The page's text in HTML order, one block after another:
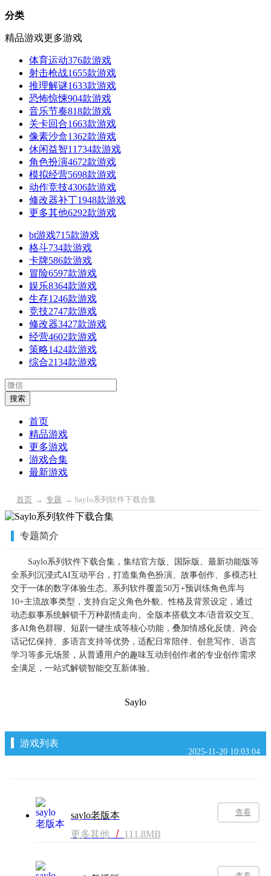
分类
精品游戏更多游戏
体育运动376款游戏
射击枪战1655款游戏
推理解谜1633款游戏
恐怖惊悚904款游戏
音乐节奏818款游戏
关卡回合1663款游戏
像素沙盒1362款游戏
休闲益智11734款游戏
角色扮演4672款游戏
模拟经营5698款游戏
动作竞技4306款游戏
修改器补丁1948款游戏
更多其他6292款游戏
bt游戏715款游戏
格斗734款游戏
卡牌586款游戏
冒险6597款游戏
娱乐8364款游戏
生存1246款游戏
竞技2747款游戏
修改器3427款游戏
经营4602款游戏
策略1424款游戏
综合2134款游戏
首页
精品游戏
更多游戏
游戏合集
最新游戏
首页 → 专题 → Saylo系列软件下载合集
Saylo系列软件下载合集
专题简介
Saylo系列软件下载合集，集结官方版、国际版、最新功能版等
全系列沉浸式AI互动平台，打造集角色扮演、故事创作、多模态社
交于一体的数字体验生态。系列软件覆盖50万+预训练角色库与
10+主流故事类型，支持自定义角色外貌、性格及背景设定，通过
动态叙事系统解锁千万种剧情走向。全版本搭载文本/语音双交互、
多AI角色群聊、短剧一键生成等核心功能，叠加情感化反馈、跨会
话记忆保持、多语言支持等优势，适配日常陪伴、创意写作、语言
学习等多元场景，从普通用户的趣味互动到创作者的专业创作需求
全满足，一站式解锁智能交互新体验。
Saylo
游戏列表
2025-11-20 10:03:04
saylo老版本
更多其他
丨 111.8MB
查看